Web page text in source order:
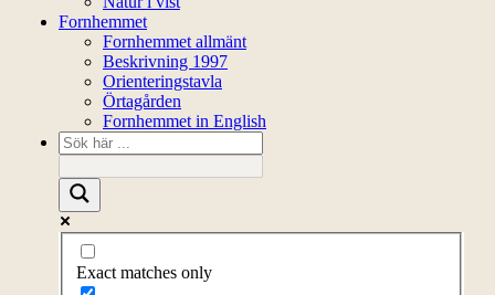
Fornhemmet
Fornhemmet allmänt
Beskrivning 1997
Orienteringstavla
Örtagården
Fornhemmet in English
Exact matches only